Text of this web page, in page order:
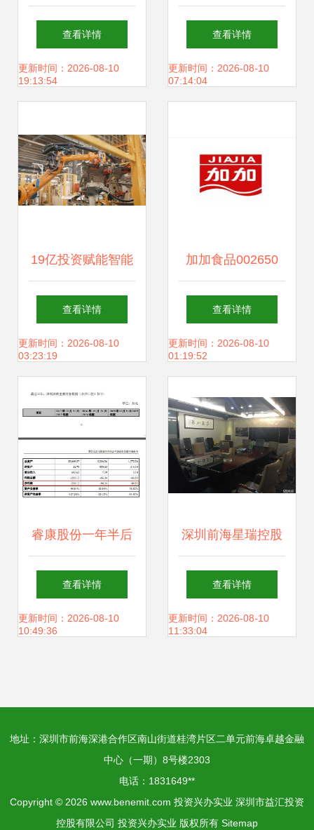
意图难测，散户需
穿好盔甲投资兴办
查看详情
更新时间：2026-08-10
19:13:54
动新研发中心建
设，投资2.2亿美元
查看详情
更新时间：2026-08-10
07:14:04
19亿投资赋能智能
制造 年产能破10万
台的机器人超级工
查看详情
更新时间：2026-08-10
03:23:19
加加食品002650
投资者索赔全流程
与公司赔付能力分
查看详情
更新时间：2026-08-10
01:19:52
睿康股份一年半后
再易主 未来有望重
回电缆主业 投资兴
查看详情
更新时间：2026-08-10
10:49:36
深圳前海星瑞控股
投资兴办实业的战
略布局与价值创造
查看详情
更新时间：2026-08-10
11:33:04
地址：深圳市前海深港合作区南山街道桂湾片区二单元前海卓越金融
中心（一期）8号楼2303
电话：1831649**
Copyright © 2026 www.benemit.com 投资兴办实业 深圳市益汇投资
控股有限公司 投资兴办实业 版权所有 Sitemap